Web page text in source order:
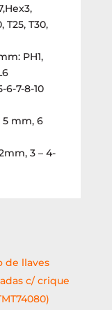
T25, T30,
PH1,
6-7-8-10
5 mm, 6
3 – 4-